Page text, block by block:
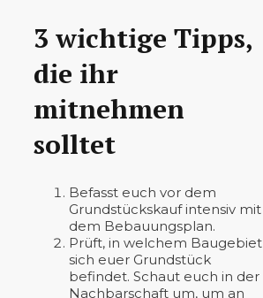
3 wichtige Tipps,
die ihr
mitnehmen
solltet
Befasst euch vor dem
Grundstückskauf intensiv mit
dem Bebauungsplan.
Prüft, in welchem Baugebiet
sich euer Grundstück
befindet. Schaut euch in der
Nachbarschaft um, um an